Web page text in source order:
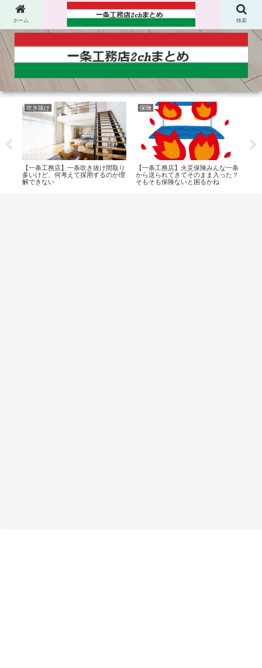
吹き抜け
【一条工務店】一条吹き抜け間取り
多いけど、何考えて採用するのか理
解できない
保険
【一条工務店】火災保険みんな一条
から送られてきてそのまま入った？
そもそも保険ないと困るかね
ホーム 検索